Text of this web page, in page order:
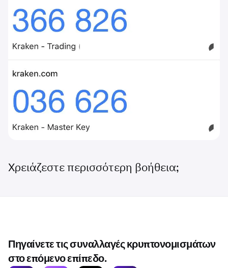
Χρειάζεστε περισσότερη βοήθεια;
Πηγαίνετε τις συναλλαγές κρυπτονομισμάτων
στο επόμενο επίπεδο.